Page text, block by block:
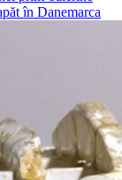
în Danemarca